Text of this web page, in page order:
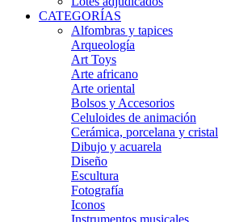
CATEGORÍAS
Alfombras y tapices
Arqueología
Art Toys
Arte africano
Arte oriental
Bolsos y Accesorios
Celuloides de animación
Cerámica, porcelana y cristal
Dibujo y acuarela
Diseño
Escultura
Fotografía
Iconos
Instrumentos musicales